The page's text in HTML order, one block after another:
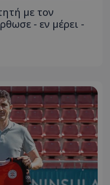
με τον
- εν μέρει -